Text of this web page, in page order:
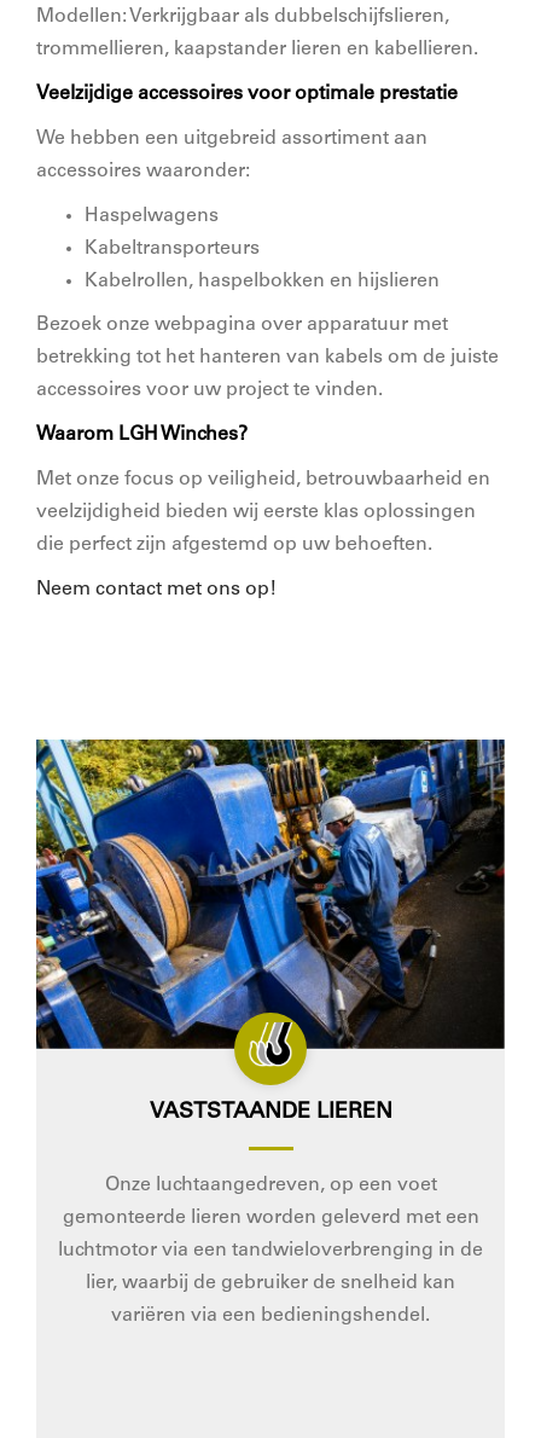
Modellen: Verkrijgbaar als dubbelschijfslieren,
trommellieren, kaapstander lieren en kabellieren.
Veelzijdige accessoires voor optimale prestatie
We hebben een uitgebreid assortiment aan
accessoires waaronder:
Haspelwagens
Kabeltransporteurs
Kabelrollen, haspelbokken en hijslieren
Bezoek onze webpagina over apparatuur met
betrekking tot het hanteren van kabels om de juiste
accessoires voor uw project te vinden.
Waarom LGH Winches?
Met onze focus op veiligheid, betrouwbaarheid en
veelzijdigheid bieden wij eerste klas oplossingen
die perfect zijn afgestemd op uw behoeften.
Neem contact met ons op!
VASTSTAANDE LIEREN
Onze luchtaangedreven, op een voet
gemonteerde lieren worden geleverd met een
luchtmotor via een tandwieloverbrenging in de
lier, waarbij de gebruiker de snelheid kan
variëren via een bedieningshendel.